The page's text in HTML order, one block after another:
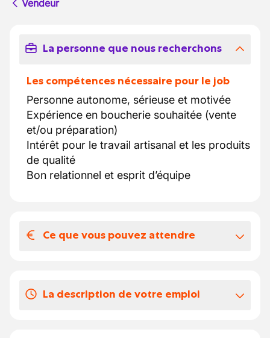
Vendeur
La personne que nous recherchons
Les compétences nécessaire pour le job
Personne autonome, sérieuse et motivée
Expérience en boucherie souhaitée (vente
et/ou préparation)
Intérêt pour le travail artisanal et les produits
de qualité
Bon relationnel et esprit d’équipe
Ce que vous pouvez attendre
Temps plein
La description de votre emploi